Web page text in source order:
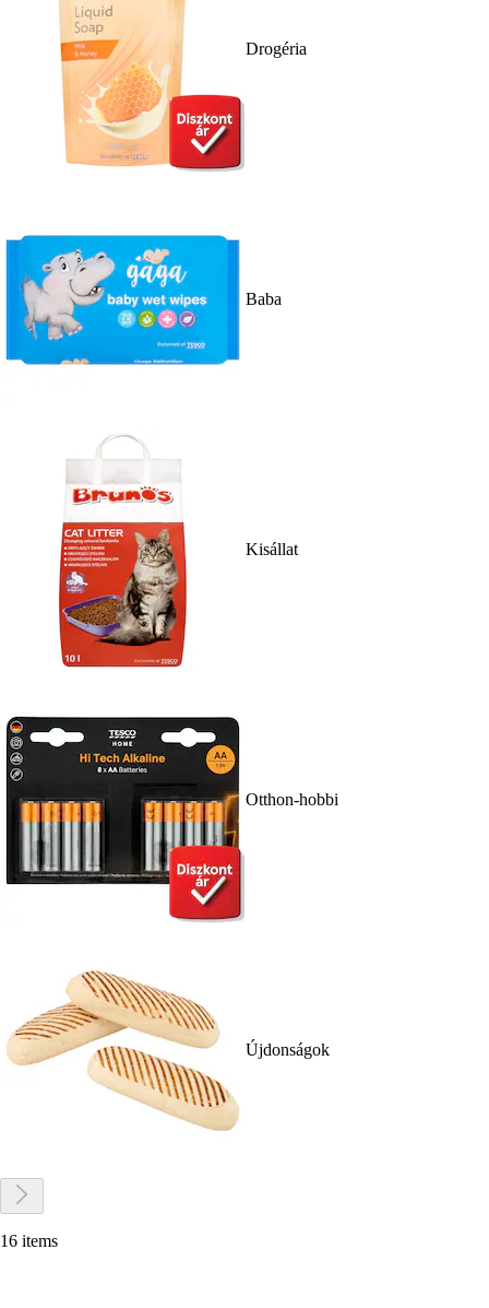
Drogéria
Baba
Kisállat
Otthon-hobbi
Újdonságok
16 items